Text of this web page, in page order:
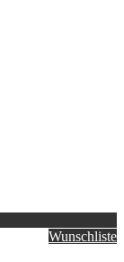
Wunschliste